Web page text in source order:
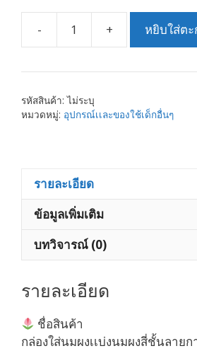
-
จำนวน
ใส่
ผงเเบ่ง
การ์ตูน
+ หยิบใส่ตะ
รหัสสินค้า:ไม่ระบุ
หมวดหมู่: อุปกรณ์เเละของใช้เด็กอื่นๆ
รายละเอียด
ข้อมูลเพิ่มเติม
บทวิจารณ์ (0)
รายละเอียด
ชื่อสินค้า
กล่องใส่นมผงเเบ่งนมผงสี่ชั้นลาย